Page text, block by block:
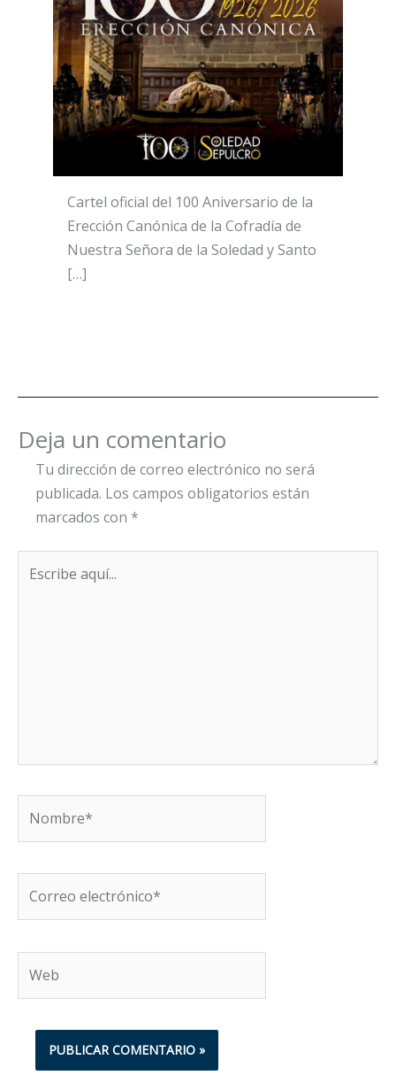
Cartel oficial del 100 Aniversario de la
Erección Canónica de la Cofradía de
Nuestra Señora de la Soledad y Santo
[…]
Deja un comentario
Tu dirección de correo electrónico no será
publicada. Los campos obligatorios están
marcados con *
aquí...
electrónico*